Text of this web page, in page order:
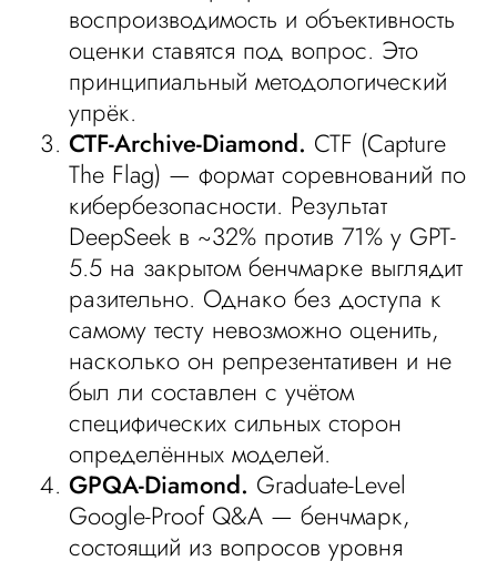
воспроизводимость и объективность
оценки ставятся под вопрос. Это
принципиальный методологический
упрёк.
CTF-Archive-Diamond. CTF (Capture
The Flag) — формат соревнований по
кибербезопасности. Результат
DeepSeek в ~32% против 71% у GPT-
5.5 на закрытом бенчмарке выглядит
разительно. Однако без доступа к
самому тесту невозможно оценить,
насколько он репрезентативен и не
был ли составлен с учётом
специфических сильных сторон
определённых моделей.
GPQA-Diamond. Graduate-Level
Google-Proof Q&A — бенчмарк,
состоящий из вопросов уровня